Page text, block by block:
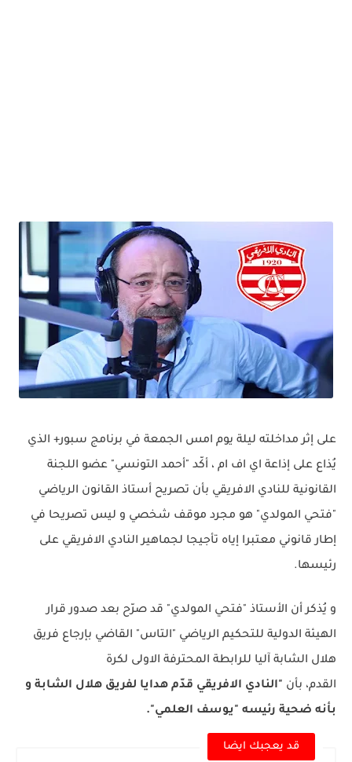
على إثر مداخلته ليلة يوم امس الجمعة في برنامج سبور+ الذي
يُذاع على إذاعة اي اف ام ، أكّد "أحمد التونسي" عضو اللجنة
القانونية للنادي الافريقي بأن تصريح أستاذ القانون الرياضي
"فتحي المولدي" هو مجرد موقف شخصي و ليس تصريحا في
إطار قانوني معتبرا إياه تأجيجا لجماهير النادي الافريقي على
رئيسها.
و يُذكر أن الأستاذ "فتحي المولدي" قد صرّح بعد صدور قرار
الهيئة الدولية للتحكيم الرياضي "التاس" القاضي بإرجاع فريق
هلال الشابة آليا للرابطة المحترفة الاولى لكرة
القدم، بأن "النادي الافريقي قدّم هدايا لفريق هلال الشابة و
بأنه ضحية رئيسه "يوسف العلمي".
قد يعجبك ايضا